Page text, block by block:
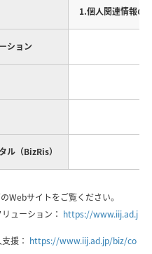
1.個人関連情報の
ション
ル（BizRis）
Webサイトをご覧ください。
ューション： https://www.iij.ad.j
援： https://www.iij.ad.jp/biz/co